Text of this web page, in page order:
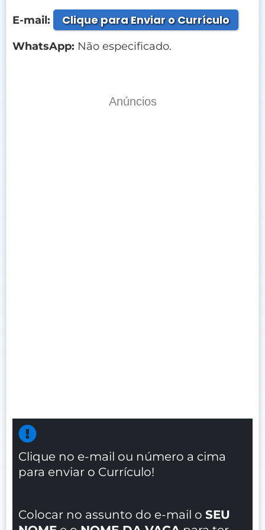
E-mail: Clique para Enviar o Currículo
WhatsApp: Não especificado.
Anúncios
Clique no e-mail ou número a cima
para enviar o Currículo!
Colocar no assunto do e-mail o SEU